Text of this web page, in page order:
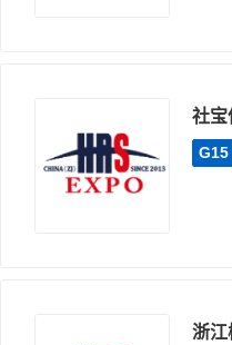
社宝
G15
浙江